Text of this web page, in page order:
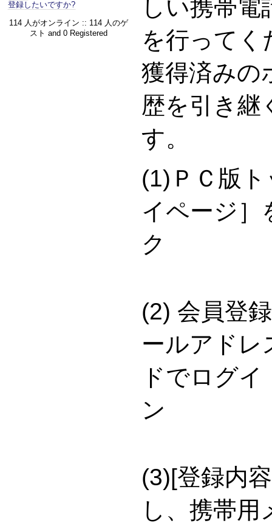
登録したいですか?
114 人がオンライン :: 114 人のゲ
スト and 0 Registered
しい携帯電
を行ってく
獲得済みの
歴を引き継
す。
(1)ＰＣ版
イページ］
(2) 会員登
ールアドレ
ドでログイ
(3)[登録内
し、携帯用